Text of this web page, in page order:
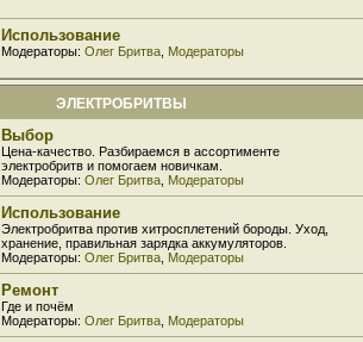
Использование
Модераторы: Олег Бритва Модераторы
ЭЛЕКТРОБРИТВЫ
Выбор
Цена-качество. Разбираемся в ассортименте
электробритв и помогаем новичкам.
Модераторы: Олег Бритва Модераторы
Использование
Электробритва против хитросплетений бороды. Уход,
хранение, правильная зарядка аккумуляторов.
Модераторы: Олег Бритва Модераторы
Ремонт
Где и почём
Модераторы: Олег Бритва Модераторы